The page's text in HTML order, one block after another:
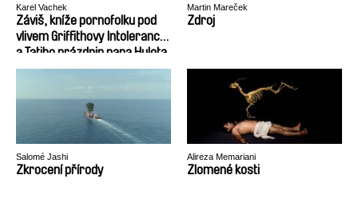
Karel Vachek
Záviš, kníže pornofolku pod
vlivem Griffithovy Intolerance
a Tatiho prázdnin pana Hulota
aneb Vznik a zánik
Československa (1918 – 1992)
Martin Mareček
Zdroj
Salomé Jashi
Zkrocení přírody
Alireza Memariani
Zlomené kosti